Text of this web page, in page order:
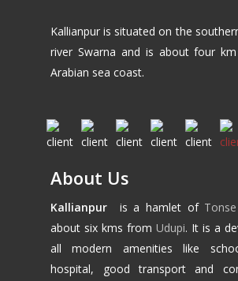
Kallianpur is situated on the
river Swarna and is about four
Arabian sea coast.
About Us
Kallianpur is a hamlet of
about six kms fromUdupi. It is a
all modern amenities like
hospital, good transport and